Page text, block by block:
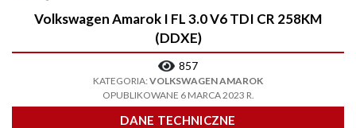
Volkswagen Amarok I FL 3.0 V6 TDI CR 258KM
(DDXE)
857
KATEGORIA: VOLKSWAGEN AMAROK
OPUBLIKOWANE 6 MARCA 2023 R.
DANE TECHNICZNE